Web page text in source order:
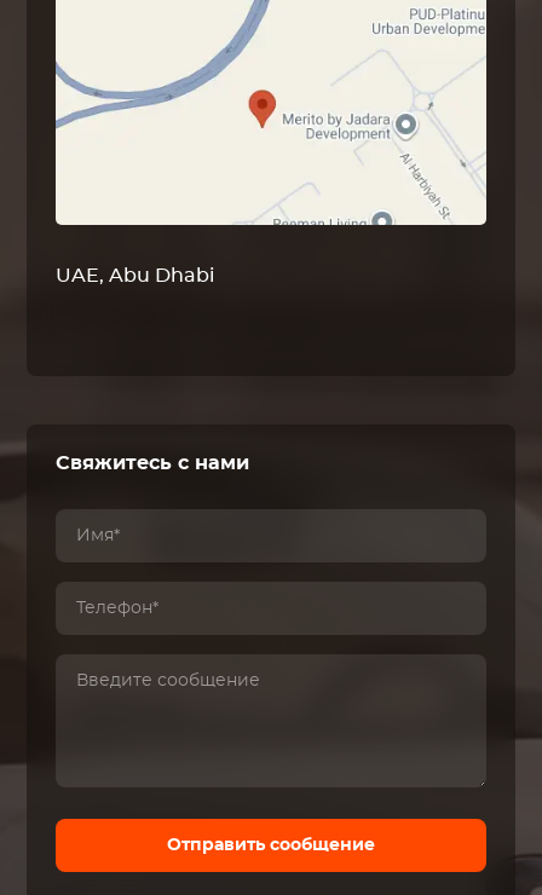
UAE, Abu Dhabi
Свяжитесь с нами
Отправить сообщение